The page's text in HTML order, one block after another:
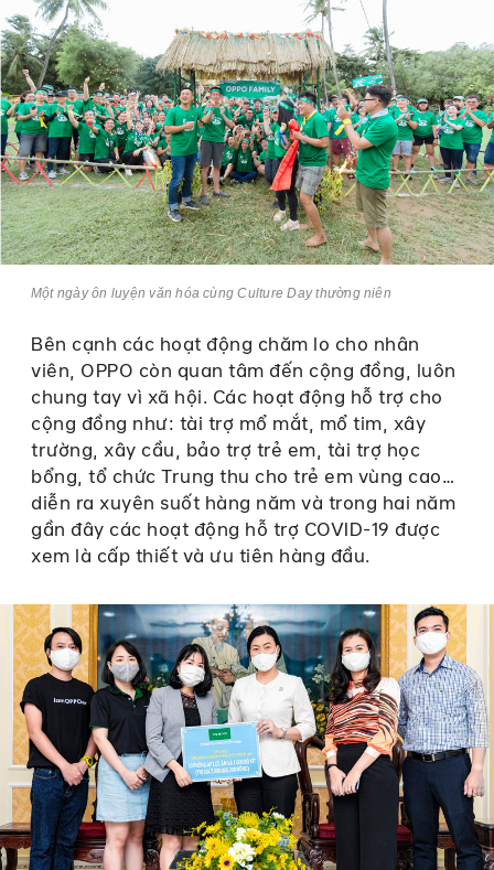
Một ngày ôn luyện văn hóa cùng Culture Day thường niên
Bên cạnh các hoạt động chăm lo cho nhân
viên, OPPO còn quan tâm đến cộng đồng, luôn
chung tay vì xã hội. Các hoạt động hỗ trợ cho
cộng đồng như: tài trợ mổ mắt, mổ tim, xây
trường, xây cầu, bảo trợ trẻ em, tài trợ học
bổng, tổ chức Trung thu cho trẻ em vùng cao…
diễn ra xuyên suốt hàng năm và trong hai năm
gần đây các hoạt động hỗ trợ COVID-19 được
xem là cấp thiết và ưu tiên hàng đầu.